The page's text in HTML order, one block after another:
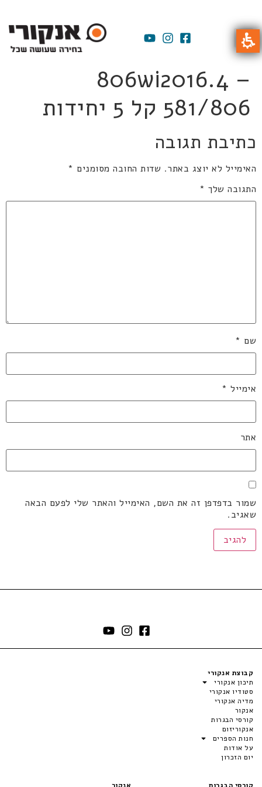
806wi2016.4 –
581/806 קל 5 יחידות
כתיבת תגובה
האימייל לא יוצג באתר. שדות החובה מסומנים *
התגובה שלך *
שם *
אימייל *
אתר
שמור בדפדפן זה את השם, האימייל והאתר שלי לפעם הבאה
שאגיב.
קבוצת אנקורי
תיכון אנקורי
סטודיו אנקורי
מדיה אנקורי
אנקור
קורסי הבגרות
אנקוריזום
חנות הספרים
על אודות
יום הזכרון